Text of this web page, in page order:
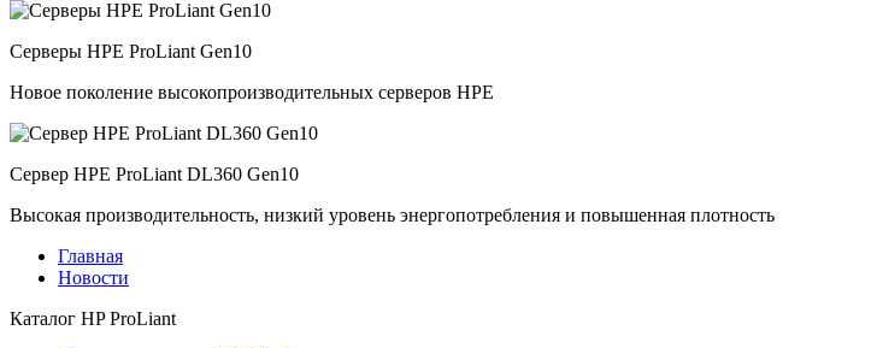
Серверы HPE ProLiant Gen10
Новое поколение высокопроизводительных серверов HPE
Сервер HPE ProLiant DL360 Gen10
Высокая производительность, низкий уровень энергопотребления и повышенная плотность
Главная
Новости
Каталог HP ProLiant